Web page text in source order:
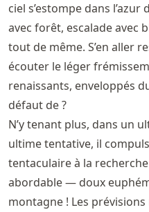
ciel s’estompe dans
avec forêt, escalade avec
tout de même. S’en aller
écouter le léger
renaissants, enveloppés
défaut de ?
N’y tenant plus, dans un
ultime tentative, il
tentaculaire à la
abordable — doux
montagne ! Les